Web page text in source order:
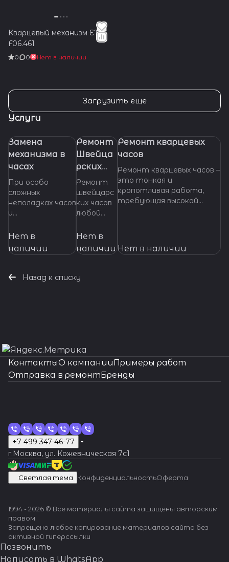
Кварцевый механизм ETA
F06.461
0 0 Нет в наличии
Загрузить еще
Услуги
Замена
механизма в
часах
При особо
сложных
неполадках часов
и
произвести
основных узлов и
требуется
ситуациях.
Нет в
наличии
Ремонт
Швейца
рских
часов
Ремонт
швейцарс
ких часов
любой
и.
ональное
ание и
ремонт
качества,
оригиналь
ные
запчасти,
часам -
Швейцарс
кая
точность
надежнос
Нет в
наличии
Ремонт кварцевых
часов
Ремонт кварцевых часов –
это тонкая и
кропотливая работа,
требующая высокой
нуждаются в ремонте,
Нет в наличии
Назад к списку
КонтактыО компанииПримеры работ
Отправка в ремонтБренды
+7 499 347-46-77
г.Москва, ул. Кожевническая 7c1
Светлая тема КонфиденциальностьОферта
1994 - 2026 © Все материалы сайта защищены авторским
правом
Запрещено любое копирование материалов сайта без
активной гиперссылки
Позвонить
Написать в WhatsApp